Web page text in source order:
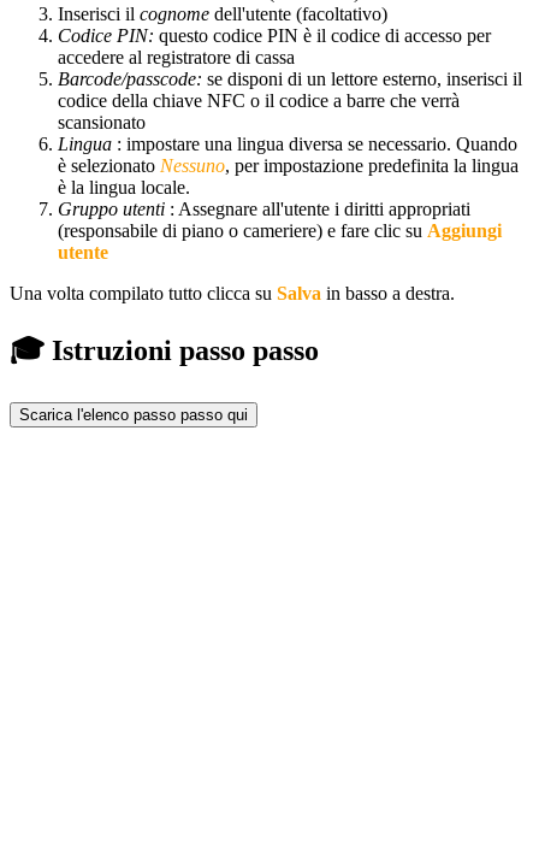
Inserisci il cognome dell'utente (facoltativo)
Codice PIN: questo codice PIN è il codice di accesso per
accedere al registratore di cassa
Barcode/passcode: se disponi di un lettore esterno, inserisci il
codice della chiave NFC o il codice a barre che verrà
scansionato
Lingua : impostare una lingua diversa se necessario. Quando
è selezionato Nessuno, per impostazione predefinita la lingua
è la lingua locale.
Gruppo utenti : Assegnare all'utente i diritti appropriati
(responsabile di piano o cameriere) e fare clic su Aggiungi
utente
Una volta compilato tutto clicca su Salva in basso a destra.
🎓 Istruzioni passo passo
Scarica l'elenco passo passo qui